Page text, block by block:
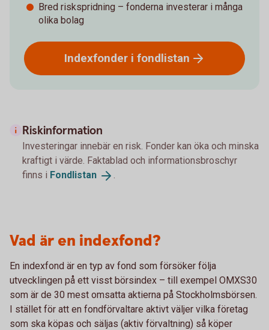
Bred riskspridning – fonderna investerar i många
olika bolag
Indexfonder i fondlistan
Riskinformation
Investeringar innebär en risk. Fonder kan öka och minska
kraftigt i värde. Faktablad och informationsbroschyr
finns i Fondlistan .
Vad är en indexfond?
En indexfond är en typ av fond som försöker följa
utvecklingen på ett visst börsindex – till exempel OMXS30
som är de 30 mest omsatta aktierna på Stockholmsbörsen.
I stället för att en fondförvaltare aktivt väljer vilka företag
som ska köpas och säljas (aktiv förvaltning) så köper